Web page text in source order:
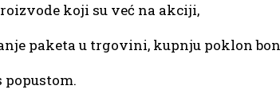
koji su već na akciji,
paketa u trgovini, kupnju poklon